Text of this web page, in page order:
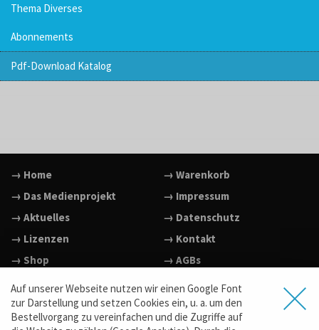
Thema Diverses
Abonnements
Pdf-Download Katalog
→ Home
→ Das Medienprojekt
→ Aktuelles
→ Lizenzen
→ Shop
→ Warenkorb
→ Impressum
→ Datenschutz
→ Kontakt
→ AGBs
→ Vimeo
→ YouTube
Auf unserer Webseite nutzen wir einen Google Font
zur Darstellung und setzen Cookies ein, u. a. um den
Bestellvorgang zu vereinfachen und die Zugriffe auf